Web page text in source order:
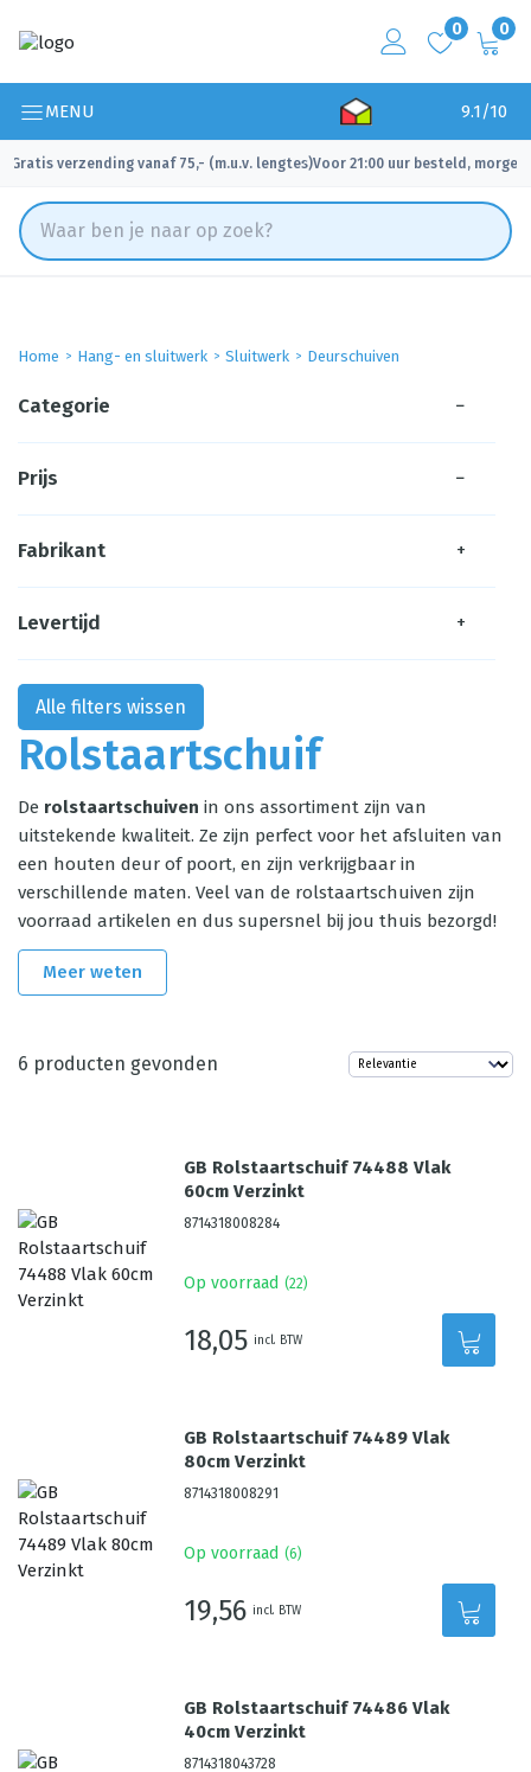
0 0
MENU 9.1/10
Gratis verzending vanaf 75,- (m.u.v. lengtes)
✓ Voor 21:00 uur besteld, morgen
Home Hang- en sluitwerk Sluitwerk Deurschuiven
Rolstaartschuif
De rolstaartschuiven in ons assortiment zijn van
uitstekende kwaliteit. Ze zijn perfect voor het afsluiten van
een houten deur of poort, en zijn verkrijgbaar in
verschillende maten. Veel van de rolstaartschuiven zijn
voorraad artikelen en dus supersnel bij jou thuis bezorgd!
Meer weten
6 producten gevonden
GB Rolstaartschuif 74488 Vlak
60cm Verzinkt
8714318008284
Op voorraad (22)
18,05 incl. BTW
GB Rolstaartschuif 74489 Vlak
80cm Verzinkt
8714318008291
Op voorraad (6)
19,56 incl. BTW
GB Rolstaartschuif 74486 Vlak
40cm Verzinkt
8714318043728
Categorie −
Prijs −
Fabrikant +
Levertijd +
Alle filters wissen